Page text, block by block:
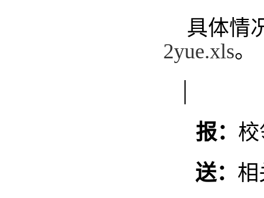
具体情
2yue.xls。
报：
送： 相